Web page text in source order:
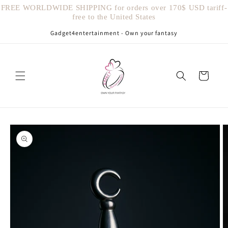
FREE WORLDWIDE SHIPPING for orders over 170$ USD tariff-
free to the United States
direttamente
Gadget4entertainment - Own your fantasy
Carrello
Passa alle
informazioni
sul prodotto